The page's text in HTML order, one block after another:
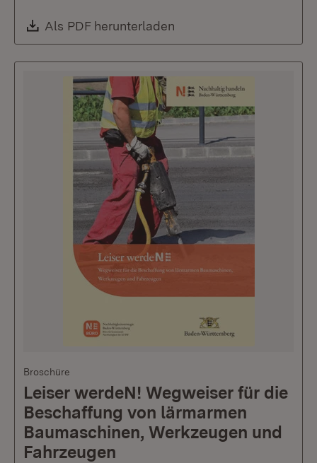
Download:
Als PDF herunterladen
Broschüre
Leiser werdeN! Wegweiser für die
Beschaffung von lärmarmen
Baumaschinen, Werkzeugen und
Fahrzeugen